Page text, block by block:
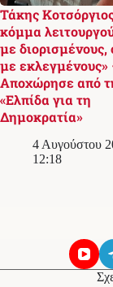
Τάκης
κόμμα
με διορισμένους,
με εκλεγμένους»
Αποχώρησε από
«Ελπίδα για τη
Δημοκρατία»
4 Αυγούστου
12:18